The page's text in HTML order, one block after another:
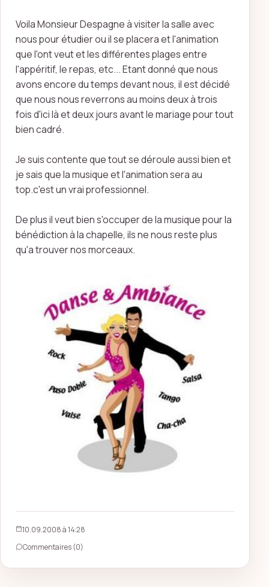
Voila Monsieur Despagne à visiter la salle avec
nous pour étudier ou il se placera et l'animation
que l'ont veut et les différentes plages entre
l'appéritif, le repas, etc... Etant donné que nous
avons encore du temps devant nous, il est décidé
que nous nous reverrons au moins deux à trois
fois d'ici là et deux jours avant le mariage pour tout
bien cadré.
Je suis contente que tout se déroule aussi bien et
je sais que la musique et l'animation sera au
top.c'est un vrai professionnel.
De plus il veut bien s'occuper de la musique pour la
bénédiction à la chapelle, ils ne nous reste plus
qu'a trouver nos morceaux.
10.09.2008 à 14:28
Commentaires (0)